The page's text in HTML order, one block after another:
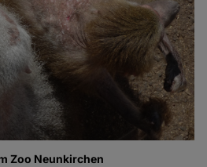
Zoo Neunkirchen